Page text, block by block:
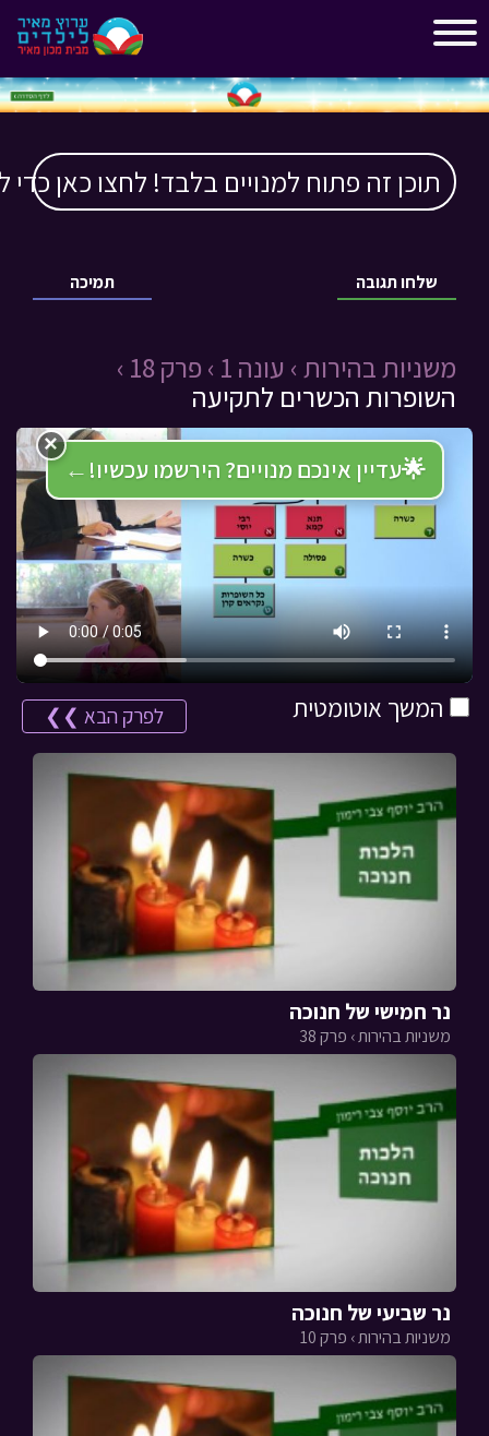
תוכן זה פתוח למנויים בלבד! לחצו כאן כדי
תמיכה שלחו תגובה
משניות בהירות › עונה 1 ›
פרק 18 ›
השופרות הכשרים לתקיעה
🌟עדיין אינכם מנויים? הירשמו עכשיו! ←
×
המשך אוטומטית לפרק הבא ❯❯
נר חמישי של חנוכה
משניות בהירות › פרק 38
נר שביעי של חנוכה
משניות בהירות › פרק 10